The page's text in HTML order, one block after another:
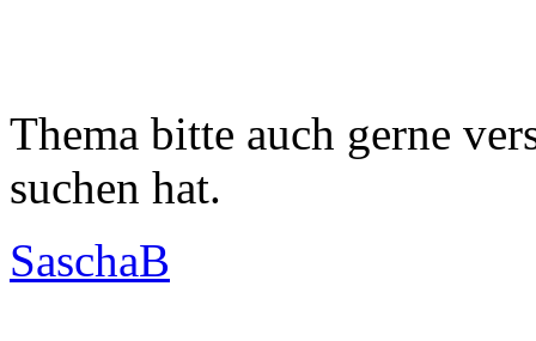
Thema bitte auch gerne
suchen hat.
SaschaB